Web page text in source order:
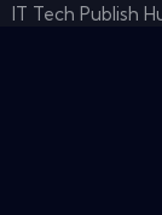
IT Tech Publish